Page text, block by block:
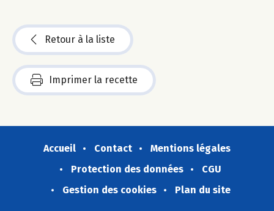
Retour à la liste
Imprimer la recette
Accueil Contact
Mentions légales
Protection des données
CGU
Gestion des cookies
Plan du site